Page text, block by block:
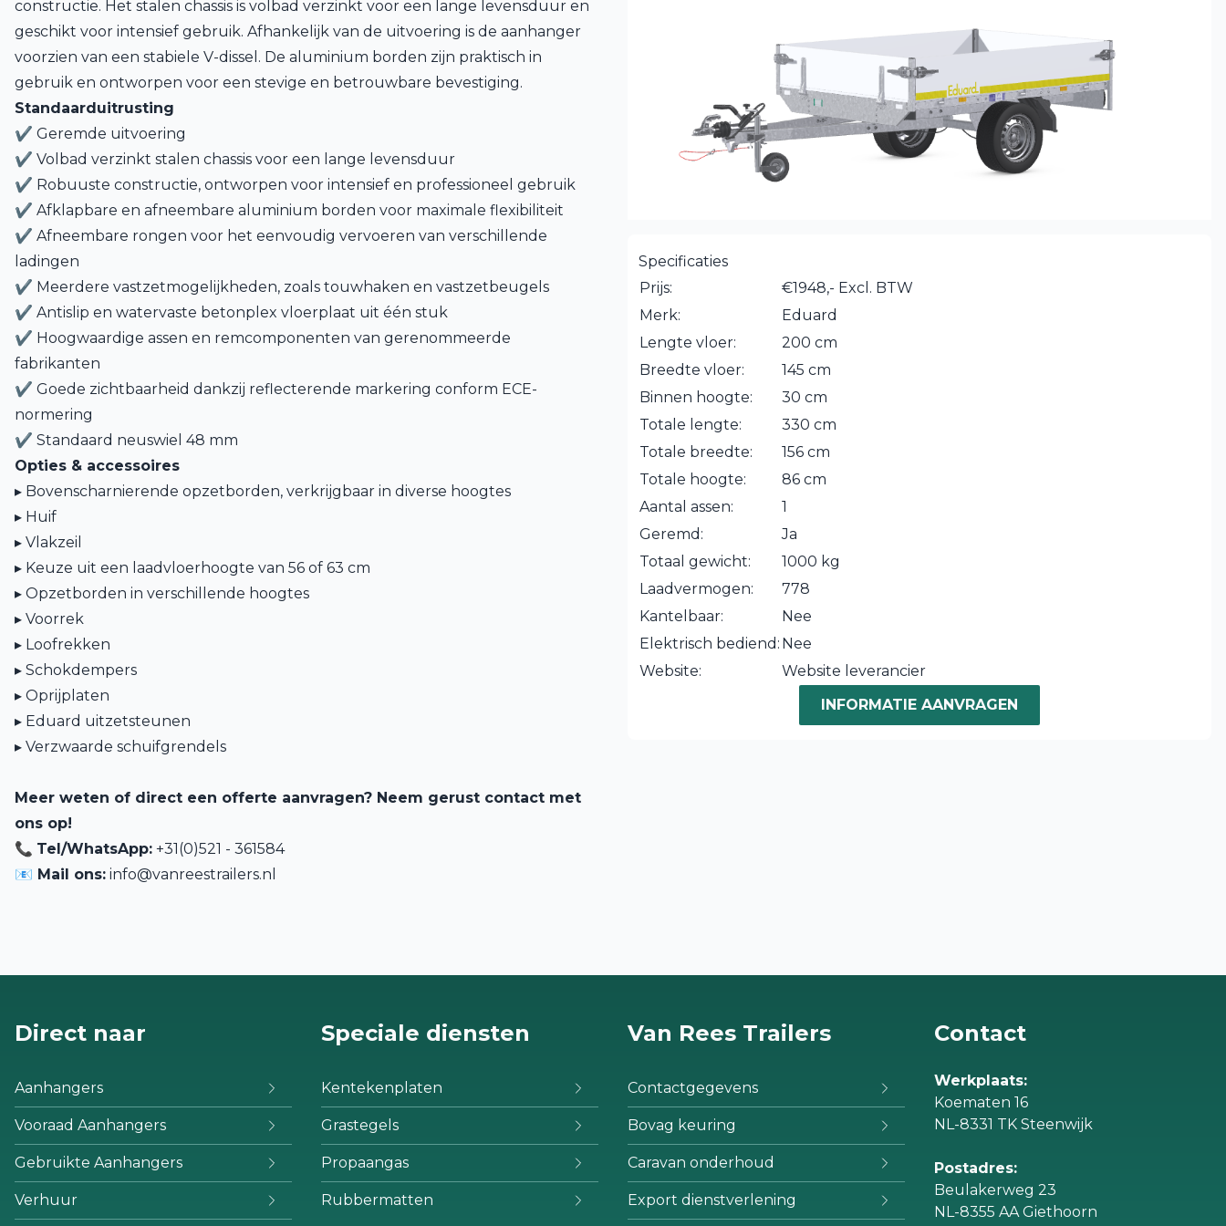
constructie. Het stalen chassis is volbad verzinkt voor een lange levensduur en
geschikt voor intensief gebruik. Afhankelijk van de uitvoering is de aanhanger
voorzien van een stabiele V-dissel. De aluminium borden zijn praktisch in
gebruik en ontworpen voor een stevige en betrouwbare bevestiging.
Standaarduitrusting
✔ Geremde uitvoering
✔ Volbad verzinkt stalen chassis voor een lange levensduur
✔ Robuuste constructie, ontworpen voor intensief en professioneel gebruik
✔ Afklapbare en afneembare aluminium borden voor maximale flexibiliteit
✔ Afneembare rongen voor het eenvoudig vervoeren van verschillende
ladingen
✔ Meerdere vastzetmogelijkheden, zoals touwhaken en vastzetbeugels
✔ Antislip en watervaste betonplex vloerplaat uit één stuk
✔ Hoogwaardige assen en remcomponenten van gerenommeerde
fabrikanten
✔ Goede zichtbaarheid dankzij reflecterende markering conform ECE-
normering
✔ Standaard neuswiel 48 mm
Opties & accessoires
▸ Bovenscharnierende opzetborden, verkrijgbaar in diverse hoogtes
▸ Huif
▸ Vlakzeil
▸ Keuze uit een laadvloerhoogte van 56 of 63 cm
▸ Opzetborden in verschillende hoogtes
▸ Voorrek
▸ Loofrekken
▸ Schokdempers
▸ Oprijplaten
▸ Eduard uitzetsteunen
▸ Verzwaarde schuifgrendels
Meer weten of direct een offerte aanvragen? Neem gerust contact met
ons op!
📞 Tel/WhatsApp: +31(0)521 - 361584
📧 Mail ons: info@vanreestrailers.nl
Specificaties
Prijs:
€1948,- Excl. BTW
Merk:
Eduard
Lengte vloer:
200 cm
Breedte vloer:
145 cm
Binnen hoogte:
30 cm
Totale lengte:
330 cm
Totale breedte:
156 cm
Totale hoogte:
86 cm
Aantal assen:
1
Geremd:
Ja
Totaal gewicht:
1000 kg
Laadvermogen:
778
Kantelbaar:
Nee
Elektrisch bediend: Nee
Website:
Website leverancier
INFORMATIE AANVRAGEN
Direct naar
Aanhangers
Vooraad Aanhangers
Gebruikte Aanhangers
Verhuur
Speciale diensten
Kentekenplaten
Grastegels
Propaangas
Rubbermatten
Van Rees Trailers
Contactgegevens
Bovag keuring
Caravan onderhoud
Export dienstverlening
Contact
Werkplaats:
Koematen 16
NL-8331 TK Steenwijk
Postadres:
Beulakerweg 23
NL-8355 AA Giethoorn